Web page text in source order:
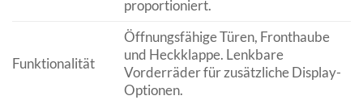
proportioniert.
Funktionalität
Öffnungsfähige Türen, Fronthaube
und Heckklappe. Lenkbare
Vorderräder für zusätzliche Display-
Optionen.